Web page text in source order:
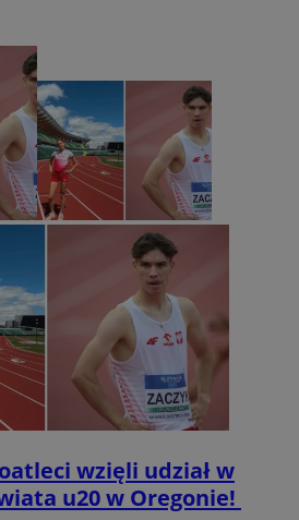
wzięli udział w
u20 w Oregonie!